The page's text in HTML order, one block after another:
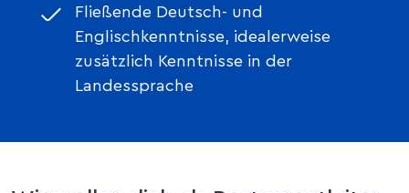
Fließende Deutsch- und
Englischkenntnisse, idealerweise
zusätzlich Kenntnisse in der
Landessprache